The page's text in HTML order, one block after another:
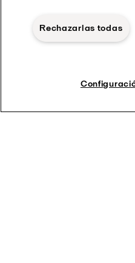
Rechazarlas todas